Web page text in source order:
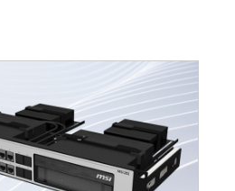
ยและมีประสิทธิภาพยิ่งขึ้น
ร — สี เอฟเฟกต์ และโปรไฟล์?
RGB มีความยืดหยุ่นเพียงไร
หมดไฟ RGB: 10
Wave, Steady, Flame,
Color Ring, [...]
ส่วนแรก นั่นคือการตัดสินใจ
จนเหลือไว้แต่สิ่งที่สมบูรณ์แบบ
900R คือตัวแทนของปรัชญา
อให้เป็นเพียงแค่ตู้อวดโฉม
นั้น แต่ถูกรังสรรค์ให้เป็นชิ้นงาน
ซึ่งความแม่นยำทางวิศวกรรม